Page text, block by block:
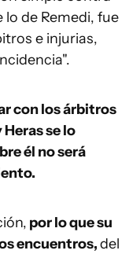
de Remedi, fue
e injurias,
con los árbitros
se lo
él no será
por lo que su
encuentros,del